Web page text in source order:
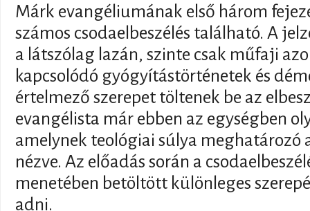
Márk evangéliumának első három
számos csodaelbeszélés található. A
a látszólag lazán, szinte csak műfaji
kapcsolódó gyógyítástörténetek és
értelmező szerepet töltenek be az
evangélista már ebben az egységben
amelynek teológiai súlya meghatározó
nézve. Az előadás során a
menetében betöltött különleges
adni.